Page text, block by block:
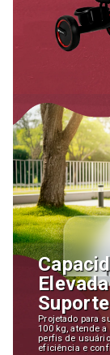
Elevada
Suporte
Projetado para
100 kg, atende
perfis de
eficiência e